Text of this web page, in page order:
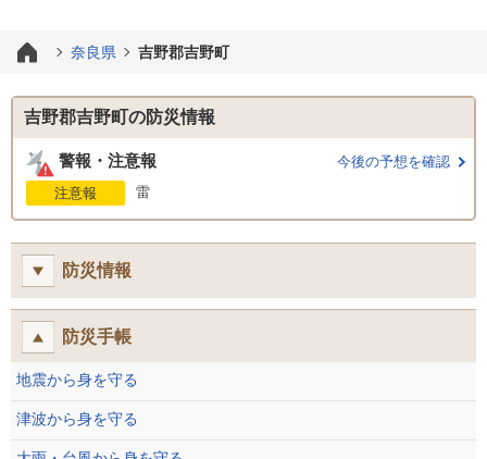
奈良県 吉野郡吉野町
吉野郡吉野町の防災情報
警報・注意報
今後の予想を確認
注意報
雷
防災情報
防災手帳
地震から身を守る
津波から身を守る